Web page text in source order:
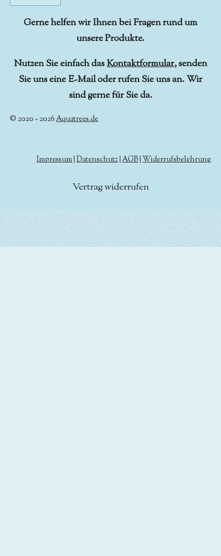
Gerne helfen wir Ihnen bei Fragen rund um
unsere Produkte.
Nutzen Sie einfach dasKontaktformular, senden
Sie uns eine E-Mail oder rufen Sie uns an. Wir
sind gerne für Sie da.
© 2020 - 2026Aquatrees.de
Impressum Datenschutz AGB Widerrufsbelehrung
Vertrag widerrufen